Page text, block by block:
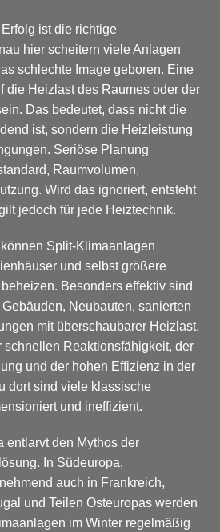
ist die richtige
hier scheitern viele Anlagen
schlechte Image geboren. Eine
die Heizlast des Raumes oder der
Das bedeutet, dass nicht die
ist, sondern die Heizleistung
Seriöse Planung
Raumvolumen,
Wird das ignoriert, entsteht
jedoch für jede Heiztechnik.
Split-Klimaanlagen
und selbst größere
Besonders effektiv sind
Neubauten, sanierten
mit überschaubarer Heizlast.
schnellen Reaktionsfähigkeit, der
und der hohen Effizienz in der
dort sind viele klassische
und ineffizient.
entlarvt den Mythos der
In Südeuropa,
auch in Frankreich,
und Teilen Osteuropas werden
im Winter regelmäßig